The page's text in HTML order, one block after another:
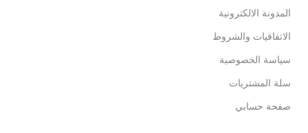
المدونة الالكترونية
الاتفاقيات والشروط
سياسة الخصوصية
سلة المشتريات
صفحة حسابي